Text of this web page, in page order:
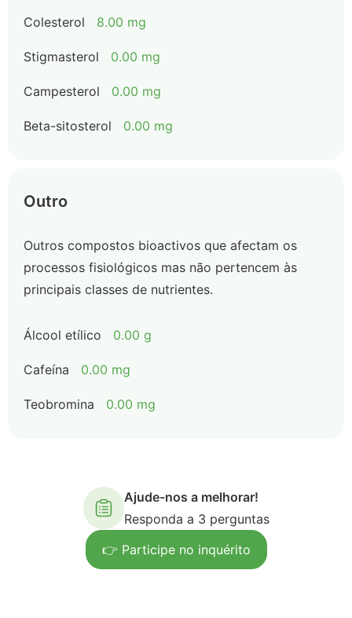
Colesterol 8.00 mg
Stigmasterol 0.00 mg
Campesterol 0.00 mg
Beta-sitosterol 0.00 mg
Outro
Outros compostos bioactivos que afectam os
processos fisiológicos mas não pertencem às
principais classes de nutrientes.
Álcool etílico 0.00 g
Cafeína 0.00 mg
Teobromina 0.00 mg
Ajude-nos a melhorar!
Responda a 3 perguntas
👉 Participe no inquérito